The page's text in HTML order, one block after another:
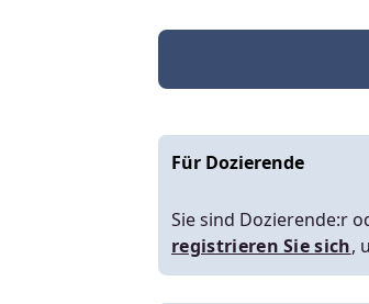
Für Dozierende
Sie sind Dozierende:r
registrieren Sie sich,